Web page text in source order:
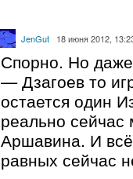
JenGut 18 июня 2012,
Спорно. Но
— Дзагоев то
остается один
реально сейчас
Аршавина. И
равных сейчас